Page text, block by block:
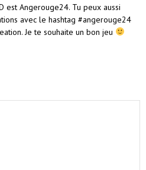
est Angerouge24. Tu peux aussi
avec le hashtag #angerouge24
Je te souhaite un bon jeu